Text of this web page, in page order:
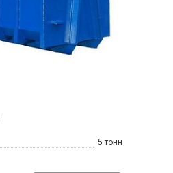
5 тонн